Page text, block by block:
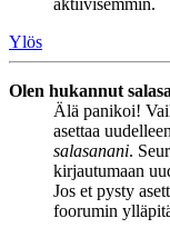
aktiivisemmin.
Ylös
Olen hukannut
Älä panikoi!
asettaa
salasanani.
kirjautumaan
Jos et pysty
foorumin